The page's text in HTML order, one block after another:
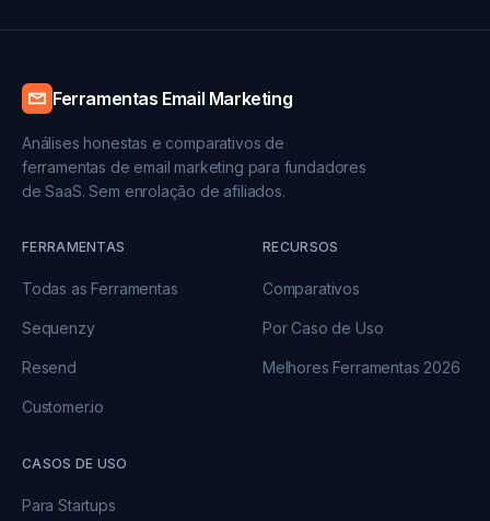
Ferramentas Email Marketing
Análises honestas e comparativos de
ferramentas de email marketing para fundadores
de SaaS. Sem enrolação de afiliados.
FERRAMENTAS
Todas as Ferramentas
Sequenzy
Resend
Customer.io
RECURSOS
Comparativos
Por Caso de Uso
Melhores Ferramentas 2026
CASOS DE USO
Para Startups